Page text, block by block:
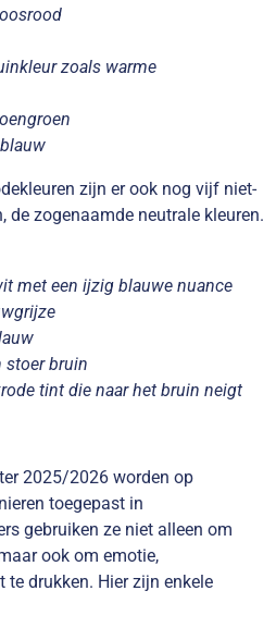
zoals warme
zijn er ook nog vijf niet-
de zogenaamde neutrale kleuren.
met een ijzig blauwe nuance
stoer bruin
tint die naar het bruin neigt
2025/2026 worden op
toegepast in
gebruiken ze niet alleen om
ook om emotie,
drukken. Hier zijn enkele